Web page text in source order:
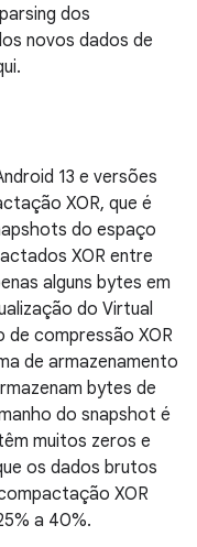
dos
novos dados de
13 e versões
XOR, que é
do espaço
XOR entre
alguns bytes em
do Virtual
de compressão XOR
de armazenamento
bytes de
do snapshot é
muitos zeros e
os dados brutos
XOR
a 40%.